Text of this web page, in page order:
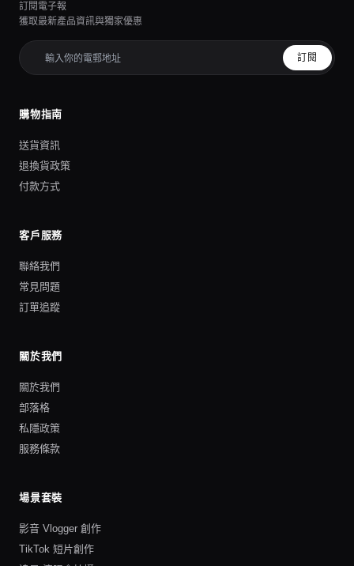
訂閱電子報
獲取最新產品資訊與獨家優惠
訂閱
購物指南
送貨資訊
退換貨政策
付款方式
客戶服務
聯絡我們
常見問題
訂單追蹤
關於我們
關於我們
部落格
私隱政策
服務條款
場景套裝
影音 Vlogger 創作
TikTok 短片創作